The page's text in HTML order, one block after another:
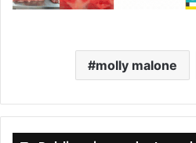
molly malone